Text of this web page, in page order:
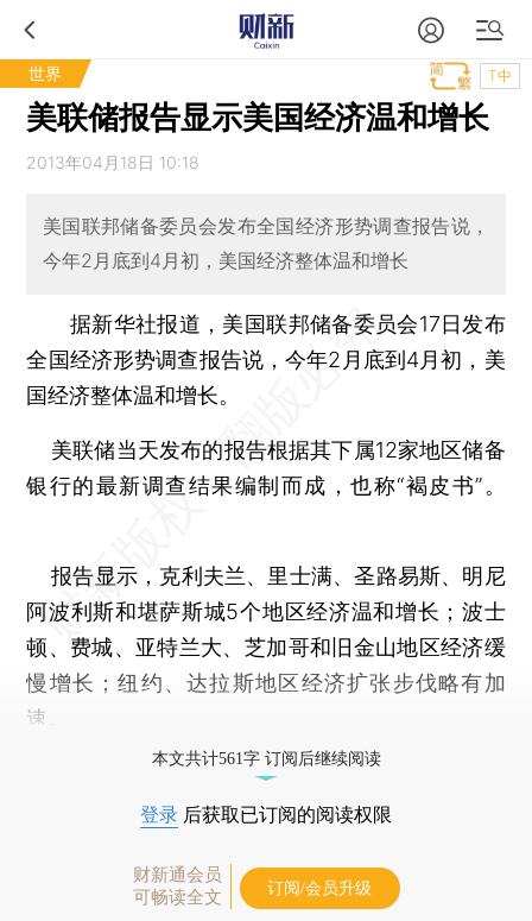
世界 T中
美联储报告显示美国经济温和增长
2013年04月18日 10:18
美国联邦储备委员会发布全国经济形势调查报告说，
今年2月底到4月初，美国经济整体温和增长
据新华社报道，美国联邦储备委员会17日发布
全国经济形势调查报告说，今年2月底到4月初，美
国经济整体温和增长。
美联储当天发布的报告根据其下属12家地区储备
银行的最新调查结果编制而成，也称“褐皮书”。
报告显示，克利夫兰、里士满、圣路易斯、明尼
阿波利斯和堪萨斯城5个地区经济温和增长；波士
顿、费城、亚特兰大、芝加哥和旧金山地区经济缓
慢增长；纽约、达拉斯地区经济扩张步伐略有加
速。
本文共计561字 订阅后继续阅读
登录 后获取已订阅的阅读权限
财新通会员
可畅读全文
订阅/会员升级